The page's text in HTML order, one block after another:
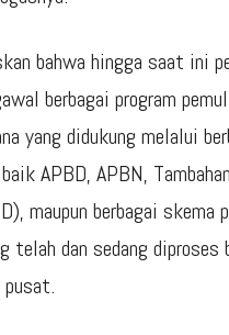
bahwa hingga saat ini
berbagai program
yang didukung melalui
baik APBD, APBN,
maupun berbagai skema
telah dan sedang diproses
pusat.